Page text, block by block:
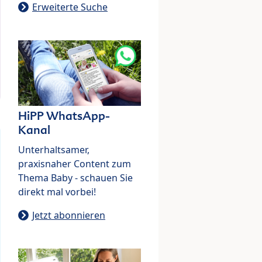
Erweiterte Suche
HiPP WhatsApp-
Kanal
Unterhaltsamer,
praxisnaher Content zum
Thema Baby - schauen Sie
direkt mal vorbei!
Jetzt abonnieren